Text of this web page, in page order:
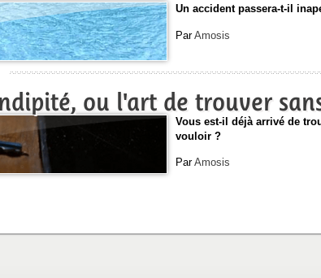
Un accident passera-t-il
ParAmosis
ou l'art de trouver
Vous est-il déjà arrivé de
vouloir ?
ParAmosis